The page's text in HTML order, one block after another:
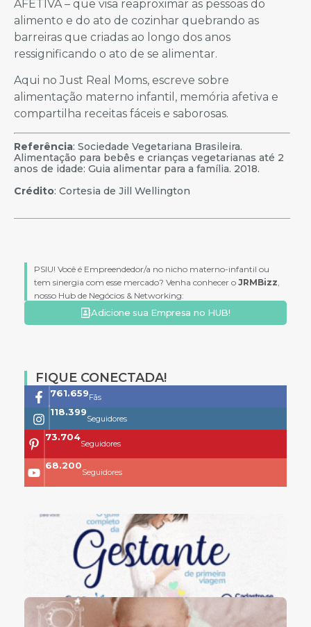
AFETIVA – que visa reaproximar as pessoas do
alimento e do ato de cozinhar quebrando as
barreiras que criadas ao longo dos anos
ressignificando o ato de se alimentar.
Aqui no Just Real Moms, escreve sobre
alimentação materno infantil, memória afetiva e
compartilha receitas fáceis e saborosas.
Referência: Sociedade Vegetariana Brasileira.
Alimentação para bebês e crianças vegetarianas até 2
anos de idade: Guia alimentar para a família. 2018.
Crédito: Cortesia de Jill Wellington
PSIU! Você é Empreendedor/a no nicho materno-infantil ou
tem sinergia com esse mercado? Venha conhecer o JRMBizz
nosso Hub de Negócios & Networking:
Adicione sua Empresa no HUB!
FIQUE CONECTADA!
761.659Fãs
118.399
Seguidores
73.704
Seguidores
68.200
Seguidores